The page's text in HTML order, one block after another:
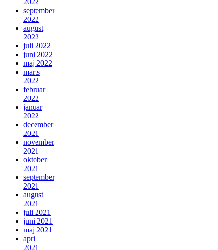
2022
september
2022
august
2022
juli 2022
juni 2022
maj 2022
marts
2022
februar
2022
januar
2022
december
2021
november
2021
oktober
2021
september
2021
august
2021
juli 2021
juni 2021
maj 2021
april
2021